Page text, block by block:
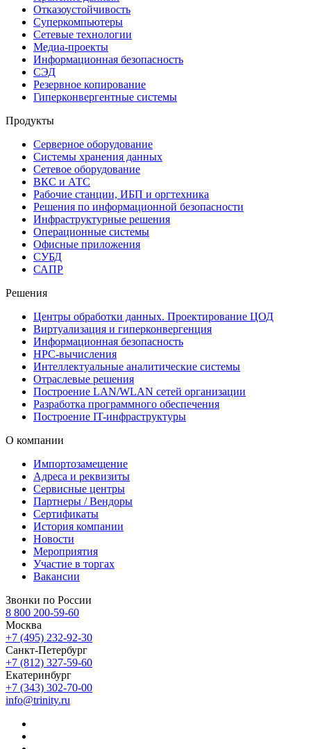
Отказоустойчивость
Суперкомпьютеры
Сетевые технологии
Медиа-проекты
Информационная безопасность
СЭД
Резервное копирование
Гиперконвергентные системы
Продукты
Серверное оборудование
Системы хранения данных
Сетевое оборудование
ВКС и АТС
Рабочие станции, ИБП и оргтехника
Решения по информационной безопасности
Инфраструктурные решения
Операционные системы
Офисные приложения
СУБД
САПР
Решения
Центры обработки данных. Проектирование ЦОД
Виртуализация и гиперконвергенция
Информационная безопасность
HPC-вычисления
Интеллектуальные аналитические системы
Отраслевые решения
Построение LAN/WLAN сетей организации
Разработка программного обеспечения
Построение IT-инфраструктуры
О компании
Импортозамещение
Адреса и реквизиты
Сервисные центры
Партнеры / Вендоры
Сертификаты
История компании
Новости
Мероприятия
Участие в торгах
Вакансии
Звонки по России
8 800 200-59-60
Москва
+7 (495) 232-92-30
Санкт-Петербург
+7 (812) 327-59-60
Екатеринбург
+7 (343) 302-70-00
info@trinity.ru